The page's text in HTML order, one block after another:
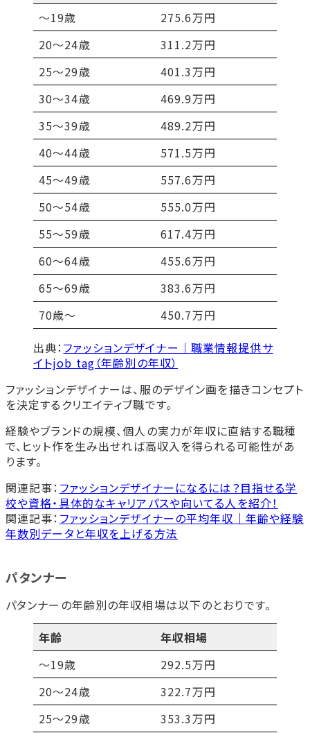
～19歳
275.6万円
20～24歳
311.2万円
25～29歳
401.3万円
30～34歳
469.9万円
35～39歳
489.2万円
40～44歳
571.5万円
45～49歳
557.6万円
50〜54歳
555.0万円
55〜59歳
617.4万円
60〜64歳
455.6万円
65〜69歳
383.6万円
70歳〜
450.7万円
出典：ファッションデザイナー｜職業情報提供サ
イトjob tag（年齢別の年収）
ファッションデザイナーは、服のデザイン画を描きコンセプト
を決定するクリエイティブ職です。
経験やブランドの規模、個人の実力が年収に直結する職種
で、ヒット作を生み出せれば高収入を得られる可能性があ
ります。
関連記事： ファッションデザイナーになるには？目指せる学
校や資格・具体的なキャリアパスや向いてる人を紹介！
関連記事： ファッションデザイナーの平均年収｜年齢や経験
年数別データと年収を上げる方法
パタンナー
パタンナーの年齢別の年収相場は以下のとおりです。
年齢
年収相場
～19歳
292.5万円
20～24歳
322.7万円
25～29歳
353.3万円